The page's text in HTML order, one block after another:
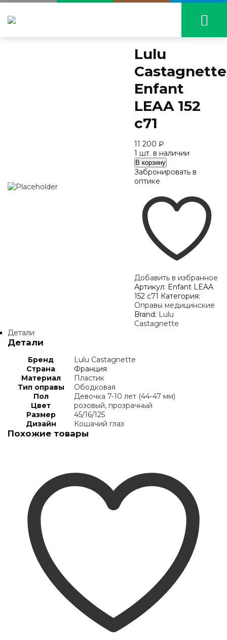
Lulu
Castagnette
Enfant
LEAA 152
c71
11 200 ₽
1 шт. в наличии
Количество
Lulu
Castagnette
LEAA
152
c71
В корзину
Забронировать в
оптике
Добавить в избранное
Артикул: Enfant LEAA
152 c71 Категория:
Оправы медицинские
Brand: Lulu
Castagnette
Детали
Детали
Бренд
Lulu Castagnette
Страна
Франция
Материал
Пластик
Тип оправы
Ободковая
Пол
Девочка 7-10 лет (44-47 мм)
Цвет
розовый, прозрачный
Размер
45/16/125
Дизайн
Кошачий глаз
Похожие товары